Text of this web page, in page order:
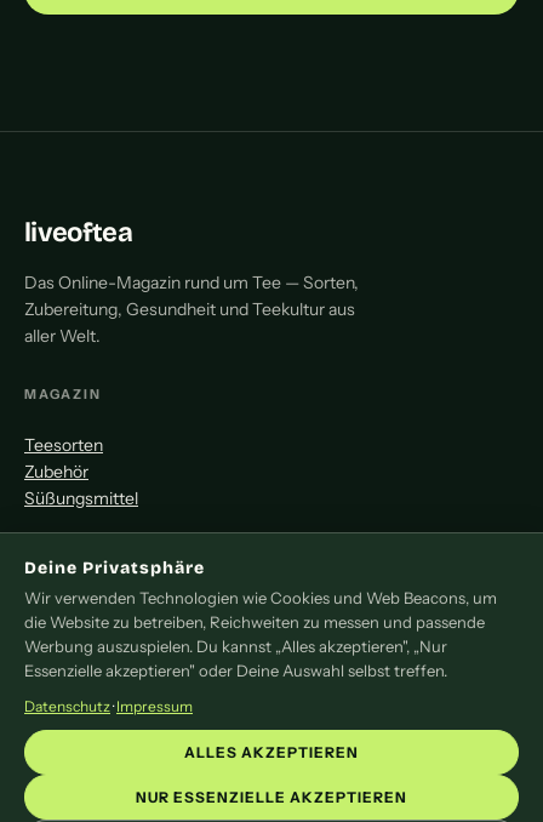
liveoftea
Das Online-Magazin rund um Tee — Sorten,
Zubereitung, Gesundheit und Teekultur aus
aller Welt.
MAGAZIN
Teesorten
Zubehör
Süßungsmittel
MITMACHEN
Redaktion
Pressemitteilung
Newsletter
LEGAL
Impressum
Deine Privatsphäre
Wir verwenden Technologien wie Cookies und Web Beacons, um
die Website zu betreiben, Reichweiten zu messen und passende
Werbung auszuspielen. Du kannst „Alles akzeptieren", „Nur
Essenzielle akzeptieren" oder Deine Auswahl selbst treffen.
Datenschutz·Impressum
NUR ESSENZIELLE AKZEPTIEREN
ALLES AKZEPTIEREN